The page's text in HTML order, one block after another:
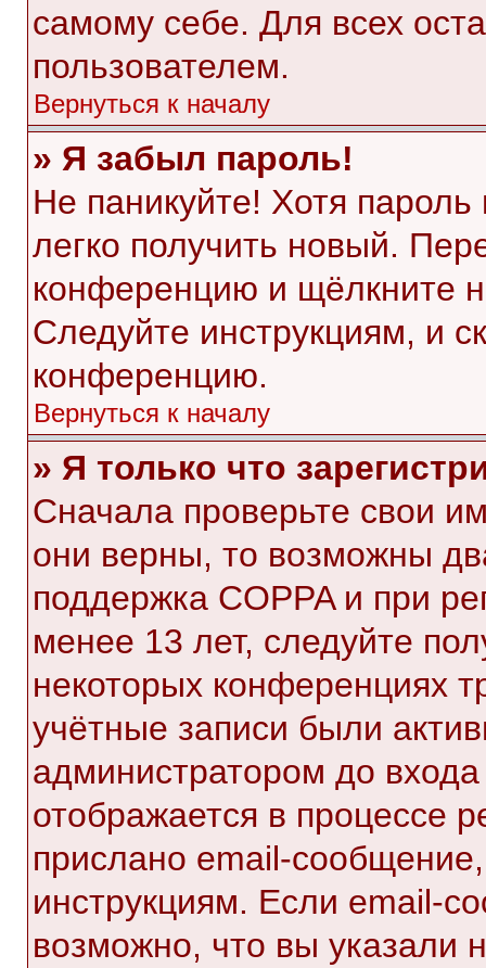
самому себе. Для всех
пользователем.
Вернуться к началу
» Я забыл пароль!
Не паникуйте! Хотя
легко получить новый.
конференцию и щёлкните
Следуйте инструкциям, и
конференцию.
Вернуться к началу
» Я только что
Сначала проверьте свои
они верны, то возможны
поддержка COPPA и при
менее 13 лет, следуйте
некоторых конференциях
учётные записи были
администратором до
отображается в процессе
прислано email-
инструкциям. Если email-
возможно, что вы указали